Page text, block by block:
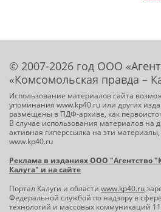
© 2007-2026 год ООО
«Комсомольская правда –
Использование материалов сайта
упоминания www.kp40.ru или других
размещены в ПДФ-архиве, как
В случае использования материалов на
активная гиперссылка на эти
www.kp40.ru
Реклама в изданиях ООО "Агентство
Калуга" и на сайте
Портал Калуги и области www.kp40.ru
Федеральной службой по надзору в
технологий и массовых коммуникаций 11